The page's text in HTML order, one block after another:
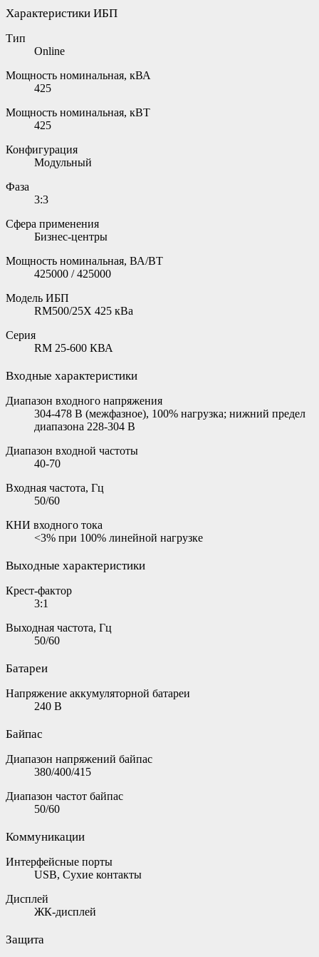
Характеристики ИБП
Тип
Online
Мощность номинальная, кВА
425
Мощность номинальная, кВТ
425
Конфигурация
Модульный
Фаза
3:3
Сфера применения
Бизнес-центры
Мощность номинальная, ВА/ВТ
425000 / 425000
Модель ИБП
RM500/25X 425 кВа
Серия
RM 25-600 КВА
Входные характеристики
Диапазон входного напряжения
304-478 В (межфазное), 100% нагрузка; нижний предел
диапазона 228-304 В
Диапазон входной частоты
40-70
Входная частота, Гц
50/60
КНИ входного тока
<3% при 100% линейной нагрузке
Выходные характеристики
Крест-фактор
3:1
Выходная частота, Гц
50/60
Батареи
Напряжение аккумуляторной батареи
240 В
Байпас
Диапазон напряжений байпас
380/400/415
Диапазон частот байпас
50/60
Коммуникации
Интерфейсные порты
USB, Сухие контакты
Дисплей
ЖК-дисплей
Защита